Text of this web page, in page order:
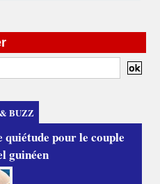
BUZZ
quiétude pour le couple
guinéen